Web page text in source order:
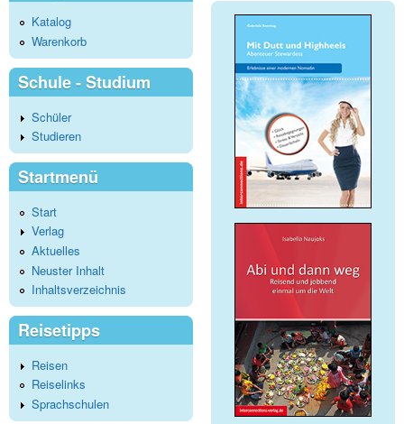
Katalog
Warenkorb
Schule - Studium
Schüler
Studieren
Startmenü
Start
Verlag
Aktuelles
Neuster Inhalt
Inhaltsverzeichnis
Reisetipps
Reisen
Reiselinks
Sprachschulen